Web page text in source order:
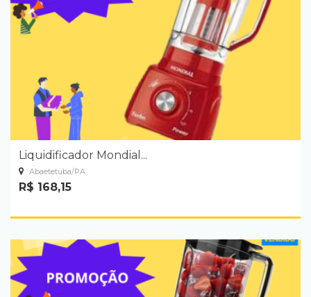
Liquidificador Mondial...
Abaetetuba/PA
R$ 168,15